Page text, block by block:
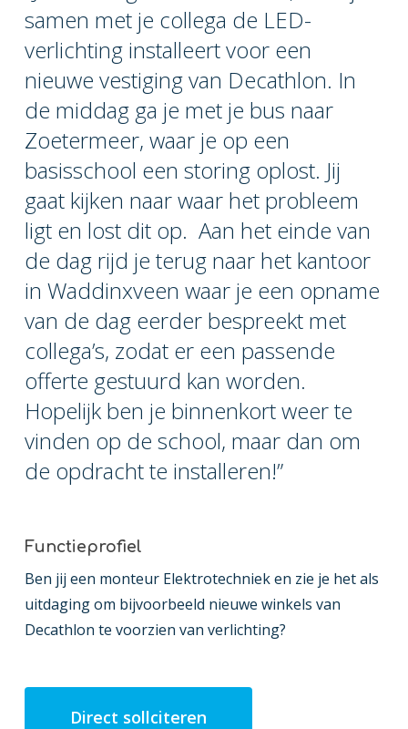
samen met je collega de LED-
verlichting installeert voor een
nieuwe vestiging van Decathlon. In
de middag ga je met je bus naar
Zoetermeer, waar je op een
basisschool een storing oplost. Jij
gaat kijken naar waar het probleem
ligt en lost dit op. Aan het einde van
de dag rijd je terug naar het kantoor
in Waddinxveen waar je een opname
van de dag eerder bespreekt met
collega’s, zodat er een passende
offerte gestuurd kan worden.
Hopelijk ben je binnenkort weer te
vinden op de school, maar dan om
de opdracht te installeren!”
Functieprofiel
Ben jij een monteur Elektrotechniek en zie je het als
uitdaging om bijvoorbeeld nieuwe winkels van
Decathlon te voorzien van verlichting?
Direct sollciteren